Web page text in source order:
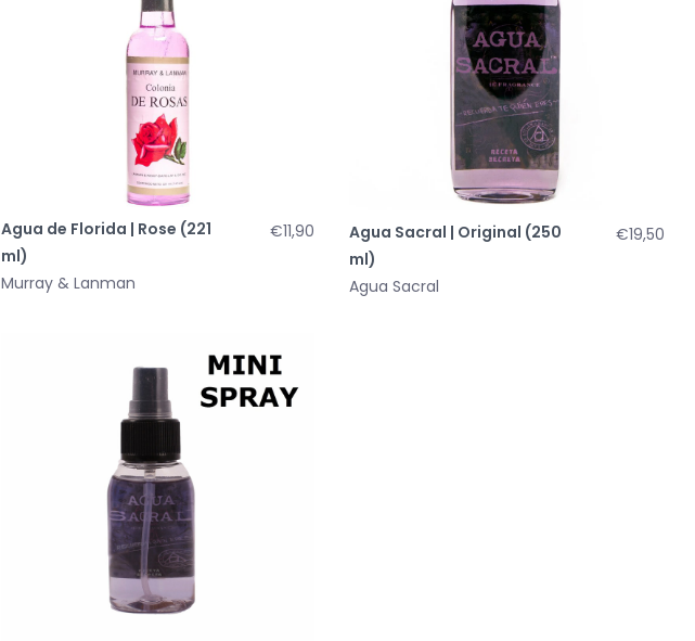
Agua de Florida | Rose (221
ml)
Murray & Lanman
€11,90
Agua Sacral | Original (250
ml)
Agua Sacral
€19,50